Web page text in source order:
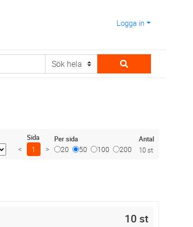
Logga in
Sida
< 1 >
Per sida
20 50 100 200
Antal
10 st
10 st